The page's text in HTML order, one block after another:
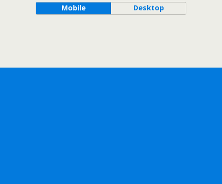
Mobile Desktop